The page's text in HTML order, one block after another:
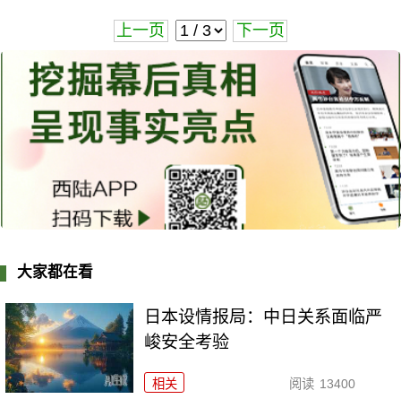
上一页 下一页
大家都在看
日本设情报局：中日关系面临严
峻安全考验
相关 阅读 13400